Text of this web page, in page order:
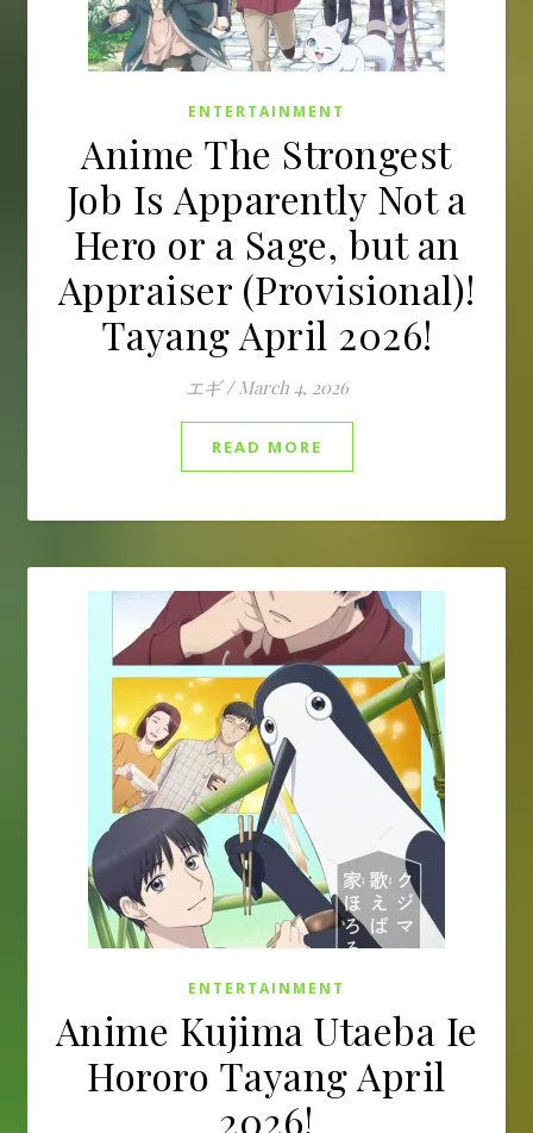
ENTERTAINMENT
Anime The Strongest
Job Is Apparently Not a
Hero or a Sage, but an
Appraiser (Provisional)!
Tayang April 2026!
エギ / March 4, 2026
READ MORE
ENTERTAINMENT
Anime Kujima Utaeba Ie
Hororo Tayang April
2026!